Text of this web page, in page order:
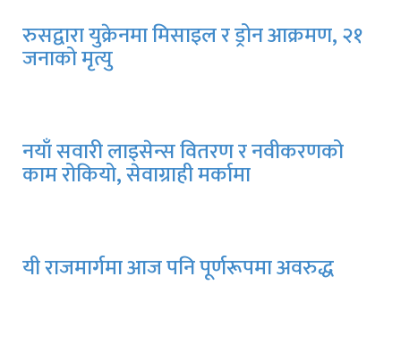
रुसद्वारा युक्रेनमा मिसाइल र ड्रोन आक्रमण, २१
जनाको मृत्यु
नयाँ सवारी लाइसेन्स वितरण र नवीकरणको
काम रोकियो, सेवाग्राही मर्कामा
यी राजमार्गमा आज पनि पूर्णरूपमा अवरुद्ध